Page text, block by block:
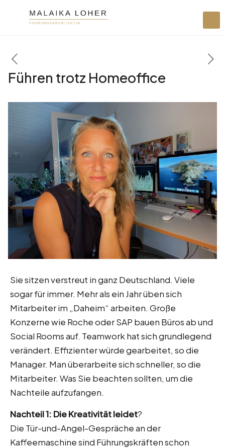
Führen trotz Homeoffice
Sie sitzen verstreut in ganz Deutschland. Viele
sogar für immer. Mehr als ein Jahr üben sich
Mitarbeiter im „Daheim“ arbeiten. Große
Konzerne wie Roche oder SAP bauen Büros ab und
Social Rooms auf. Teamwork hat sich grundlegend
verändert. Effizienter würde gearbeitet, so die
Manager. Man überarbeite sich schneller, so die
Mitarbeiter. Was Sie beachten sollten, um die
Nachteile aufzufangen.
Nachteil 1: Die Kreativität leidet?
Die Tür-und-Angel-Gespräche an der
Kaffeemaschine sind Führungskräften schon